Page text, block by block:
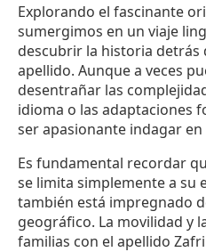
Explorando el fascinante
sumergimos en un viaje
descubrir la historia detrás
apellido. Aunque a veces
desentrañar las
idioma o las adaptaciones
ser apasionante indagar en
Es fundamental recordar
se limita simplemente a su
también está impregnado
geográfico. La movilidad y
familias con el apellido